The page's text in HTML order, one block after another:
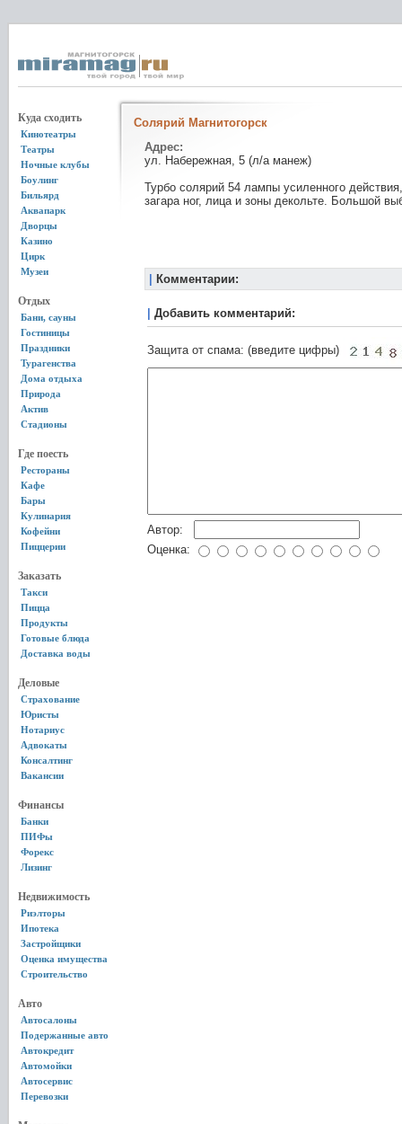
Куда сходить
Кинотеатры
Театры
Ночные клубы
Боулинг
Бильярд
Аквапарк
Дворцы
Казино
Цирк
Музеи
Отдых
Бани, сауны
Гостиницы
Праздники
Турагенства
Дома отдыха
Природа
Актив
Стадионы
Где поесть
Рестораны
Кафе
Бары
Кулинария
Кофейни
Пиццерии
Заказать
Такси
Пицца
Продукты
Готовые блюда
Доставка воды
Деловые
Страхование
Юристы
Нотариус
Адвокаты
Консалтинг
Вакансии
Финансы
Банки
ПИФы
Форекс
Лизинг
Недвижимость
Риэлторы
Ипотека
Застройщики
Оценка имущества
Строительство
Авто
Автосалоны
Подержанные авто
Автокредит
Автомойки
Автосервис
Перевозки
Солярий Магнитогорск
Адрес:
ул. Набережная, 5 (л/а манеж)
Турбо солярий 54 лампы усиленного
загара ног, лица и зоны декольте. Большой
Комментарии:
Добавить комментарий:
Защита от спама: (введите цифры)
Автор:
Оценка: